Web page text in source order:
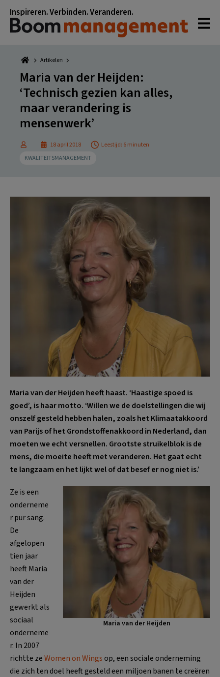
naar
hoofdnavigatie
naar
hoofd
inhoud
naar
eerste
sidebar
naar
voettekst
Inspireren. Verbinden. Veranderen.
Artikelen
Maria van der Heijden:
‘Technisch gezien kan alles,
maar verandering is
mensenwerk’
18 april 2018
Leestijd: 6 minuten
KWALITEITSMANAGEMENT
Maria van der Heijden heeft haast. ‘Haastige spoed is
goed’, is haar motto. ‘Willen we de doelstellingen die wij
onszelf gesteld hebben halen, zoals het Klimaatakkoord
van Parijs of het Grondstoffenakkoord in Nederland, dan
moeten we echt versnellen. Grootste struikelblok is de
mens, die moeite heeft met veranderen. Het gaat echt
te langzaam en het lijkt wel of dat besef er nog niet is.’
Maria van der Heijden
Ze is een
onderneme
r pur sang.
De
afgelopen
tien jaar
heeft Maria
van der
Heijden
gewerkt als
sociaal
onderneme
r. In 2007
richtte zeWomen on Wingsop, een sociale onderneming
die zich ten doel heeft gesteld een miljoen banen te creëren